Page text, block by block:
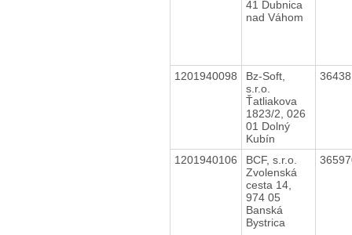
41 Dubnica
nad Váhom
1201940098
Bz-Soft,
s.r.o.
Ťatliakova
1823/2, 026
01 Dolný
Kubín
1201940106
BCF, s.r.o.
Zvolenská
cesta 14,
974 05
Banská
Bystrica